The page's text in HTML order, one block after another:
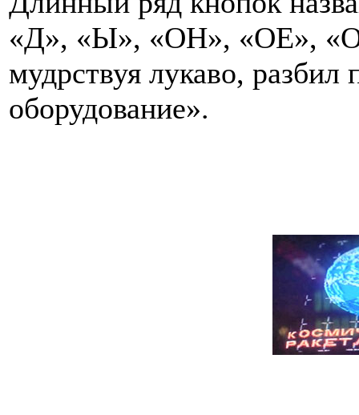
«Д», «Ы», «ОН», «ОЕ»,
мудрствуя лукаво, разбил
оборудование».